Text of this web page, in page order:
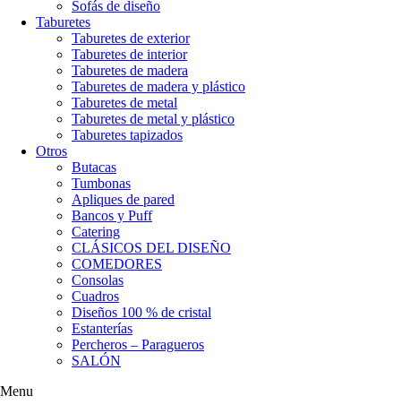
Sofás de diseño
Taburetes
Taburetes de exterior
Taburetes de interior
Taburetes de madera
Taburetes de madera y plástico
Taburetes de metal
Taburetes de metal y plástico
Taburetes tapizados
Otros
Butacas
Tumbonas
Apliques de pared
Bancos y Puff
Catering
CLÁSICOS DEL DISEÑO
COMEDORES
Consolas
Cuadros
Diseños 100 % de cristal
Estanterías
Percheros – Paragueros
SALÓN
Menu